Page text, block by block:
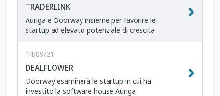
TRADERLINK
Auriga e Doorway insieme per favorire le
startup ad elevato potenziale di crescita
14/09/21
DEALFLOWER
Doorway esaminerà le startup in cui ha
investito la software house Auriga